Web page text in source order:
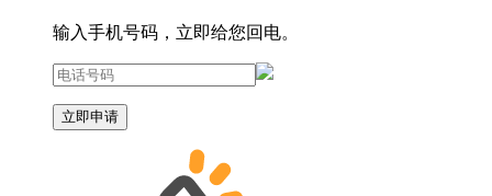
输入手机号码，立即给您回电。
立即申请